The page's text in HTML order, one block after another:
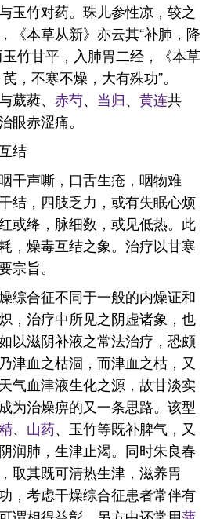
玉竹对药。珠儿参性凉，较之
《本草从新》亦云其“补肺，降
竹甘平，入肺胃二经，《本草
，不寒不燥，大有殊功”。
葳蕤、 赤芍、 当归、 黄连共
眼赤涩痛。
结
干声嘶，口舌生疮，咽物难
结，四肢乏力，或有失眠心烦
或绛，脉细数，或见低热。此
，燥毒互结之象。治疗以甘寒
宗旨。
综合征不同于一般的内燥证和
，治疗中所见之阴虚诸象，也
以滋阴补液之常法治疗，恐颇
津血之枯涸，而津血之枯，又
气血津液生化之源，故甘淡实
为治燥痹的又一条思路。该型
、 山药、玉竹等既补脾气，又
润肺，生津止渴。同时朱良春
，取其既可清热生津，滋养胃
，考虑干燥综合征患者常伴有